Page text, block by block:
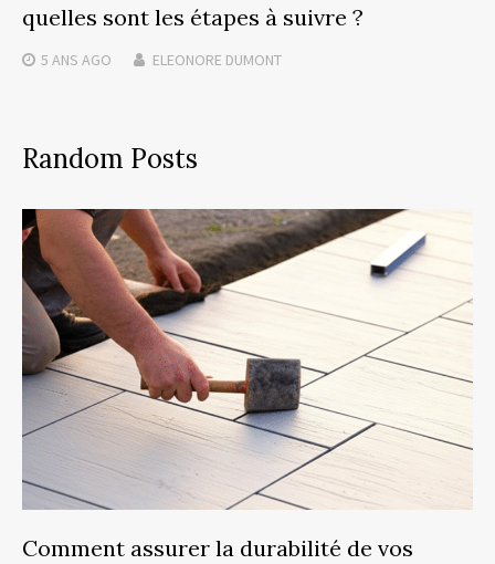
quelles sont les étapes à suivre ?
5 ANS AGO ELEONORE DUMONT
Random Posts
Comment assurer la durabilité de vos